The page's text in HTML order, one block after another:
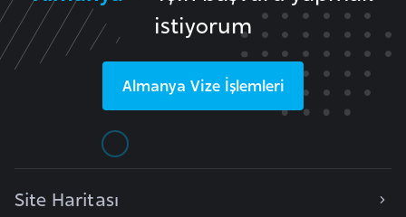
istiyorum
Almanya Vize İşlemleri
Site Haritası
F
a